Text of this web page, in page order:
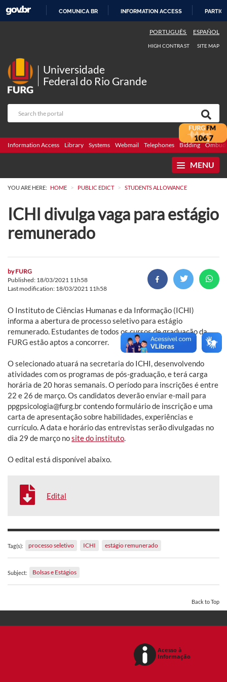
COMUNICA BR INFORMATION ACCESS
PORTUGUÊS ESPAÑOL
HIGH CONTRAST SITE MAP
Universidade
Federal do Rio Grande
Information Access Library Systems Webmail Telephones Bidding
MENU
YOU ARE HERE: HOME > PUBLIC EDICT > STUDENTS ALLOWANCE
ICHI divulga vaga para estágio
remunerado
byFURG
Published: 18/03/2021 11h58
Last modification: 18/03/2021 11h58
O Instituto de Ciências Humanas e da Informação (ICHI)
informa a abertura de processo seletivo para estágio
remunerado. Estudantes de todos os cursos de graduação da
FURG estão aptos a concorrer.
O selecionado atuará na secretaria do ICHI, desenvolvendo
atividades com os programas de pós-graduação, e terá carga
horária de 20 horas semanais. O período para inscrições é entre
22 e 26 de março. Os candidatos deverão enviar e-mail para
ppgpsicologia@furg.br contendo formulário de inscrição e uma
carta de apresentação sobre habilidades, experiências e
currículo. A data e horário das entrevistas serão divulgadas no
dia 29 de março nosite do instituto
O edital está disponível abaixo.
Edital
Tag(s): processo seletivo ICHI estágio remunerado
Subject: Bolsas e Estágios
Back to Top